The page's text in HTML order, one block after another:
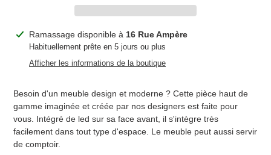
Ajout
produit
panier
Ramassage disponible à 16 Rue Ampère
Habituellement prête en 5 jours ou plus
Afficher les informations de la boutique
Besoin d'un meuble design et moderne ? Cette pièce haut de
gamme imaginée et créée par nos designers est faite pour
vous. Intégré de led sur sa face avant, il s'intègre très
facilement dans tout type d'espace. Le meuble peut aussi servir
de comptoir.